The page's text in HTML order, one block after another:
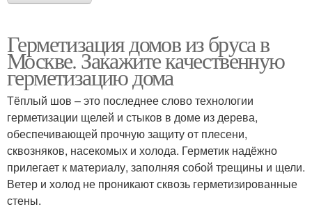
Герметизация домов из бруса в
Москве. Закажите качественную
герметизацию дома
Тёплый шов – это последнее слово технологии
герметизации щелей и стыков в доме из дерева,
обеспечивающей прочную защиту от плесени,
сквозняков, насекомых и холода. Герметик надёжно
прилегает к материалу, заполняя собой трещины и щели.
Ветер и холод не проникают сквозь герметизированные
стены.